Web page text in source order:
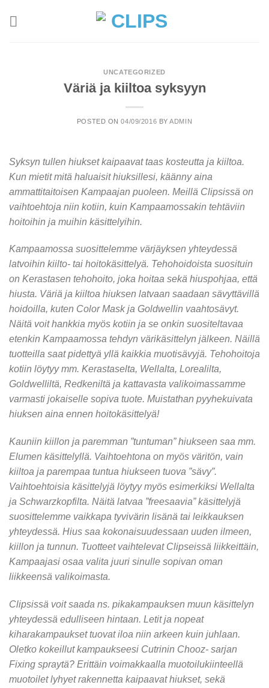
UNCATEGORIZED
Väriä ja kiiltoa syksyyn
POSTED ON04/09/2016 BYADMIN
Syksyn tullen hiukset kaipaavat taas kosteutta ja kiiltoa.
Kun mietit mitä haluaisit hiuksillesi, käänny aina
ammattitaitoisen Kampaajan puoleen. Meillä Clipsissä on
vaihtoehtoja niin kotiin, kuin Kampaamossakin tehtäviin
hoitoihin ja muihin käsittelyihin.
Kampaamossa suosittelemme värjäyksen yhteydessä
latvoihin kiilto- tai hoitokäsittelyä. Tehohoidoista suosituin
on Kerastasen tehohoito, joka hoitaa sekä hiuspohjaa, että
hiusta. Väriä ja kiiltoa hiuksen latvaan saadaan sävyttävillä
hoidoilla, kuten Color Mask ja Goldwellin vaahtosävyt.
Näitä voit hankkia myös kotiin ja se onkin suositeltavaa
etenkin Kampaamossa tehdyn värikäsittelyn jälkeen. Näillä
tuotteilla saat pidettyä yllä kaikkia muotisävyjä. Tehohoitoja
kotiin löytyy mm. Kerastaselta, Wellalta, Lorealilta,
Goldwelliltä, Redkeniltä ja kattavasta valikoimassamme
varmasti jokaiselle sopiva tuote. Muistathan pyyhekuivata
hiuksen aina ennen hoitokäsittelyä!
Kauniin kiillon ja paremman ”tuntuman” hiukseen saa mm.
Elumen käsittelyllä. Vaihtoehtona on myös väritön, vain
kiiltoa ja parempaa tuntua hiukseen tuova ”sävy”.
Vaihtoehtoisia käsittelyjä löytyy myös esimerkiksi Wellalta
ja Schwarzkopfilta. Näitä latvaa ”freesaavia” käsittelyjä
suosittelemme vaikkapa tyvivärin lisänä tai leikkauksen
yhteydessä. Hius saa kokonaisuudessaan uuden ilmeen,
kiillon ja tunnun. Tuotteet vaihtelevat Clipseissä liikkeittäin,
Kampaajasi osaa valita juuri sinulle sopivan oman
liikkeensä valikoimasta.
Clipsissä voit saada ns. pikakampauksen muun käsittelyn
yhteydessä edulliseen hintaan. Letit ja nopeat
kiharakampaukset tuovat iloa niin arkeen kuin juhlaan.
Oletko kokeillut kampaukseesi Cutrinin Chooz- sarjan
Fixing spraytä? Erittäin voimakkaalla muotoilukiinteellä
muotoilet lyhyet rakennetta kaipaavat hiukset, sekä